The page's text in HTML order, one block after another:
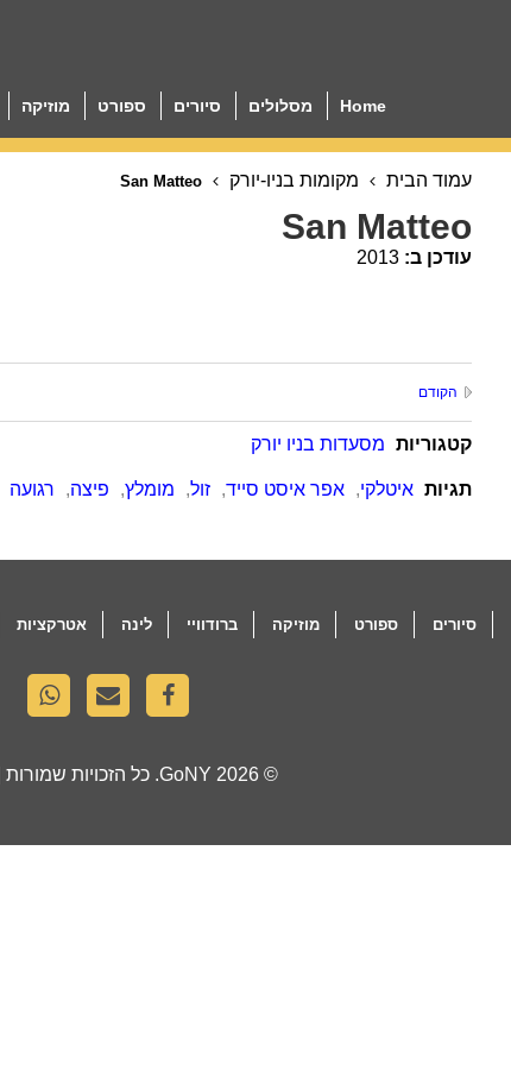
Home מסלולים סיורים ספורט מוזיקה
עמוד הבית מקומות בניו-יורק
San Matteo
עודכן ב: 2013
הקודם
קטגוריות מסעדות בניו יורק
תגיות איטלקי, אפר איסט סייד, זול, מומלץ, פיצה, רגועה
סיורים ספורט מוזיקה ברודוויי לינה אטרקציות
© 2026
GoNY. כל הזכויות שמורות |